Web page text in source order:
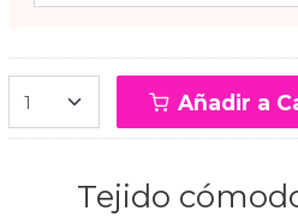
Añadir a
Tejido